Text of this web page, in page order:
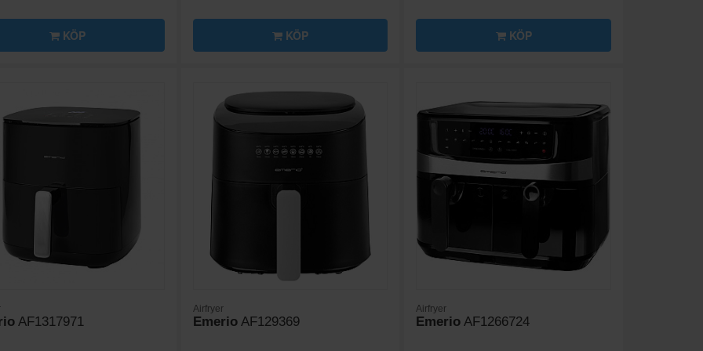
KÖP KÖP KÖP
AF1317971
Airfryer
EmerioAF129369
Airfryer
Emerio AF1266724